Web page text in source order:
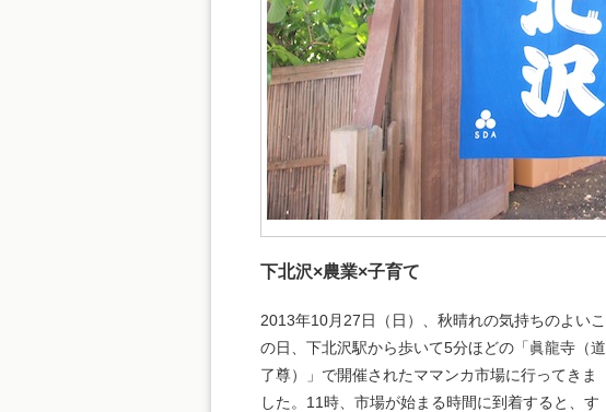
下北沢×農業×子育て
2013年10月27日（日）、秋晴れの気持ちのよいこ
の日、下北沢駅から歩いて5分ほどの「眞龍寺（道
了尊）」で開催されたママンカ市場に行ってきま
した。11時、市場が始まる時間に到着すると、す